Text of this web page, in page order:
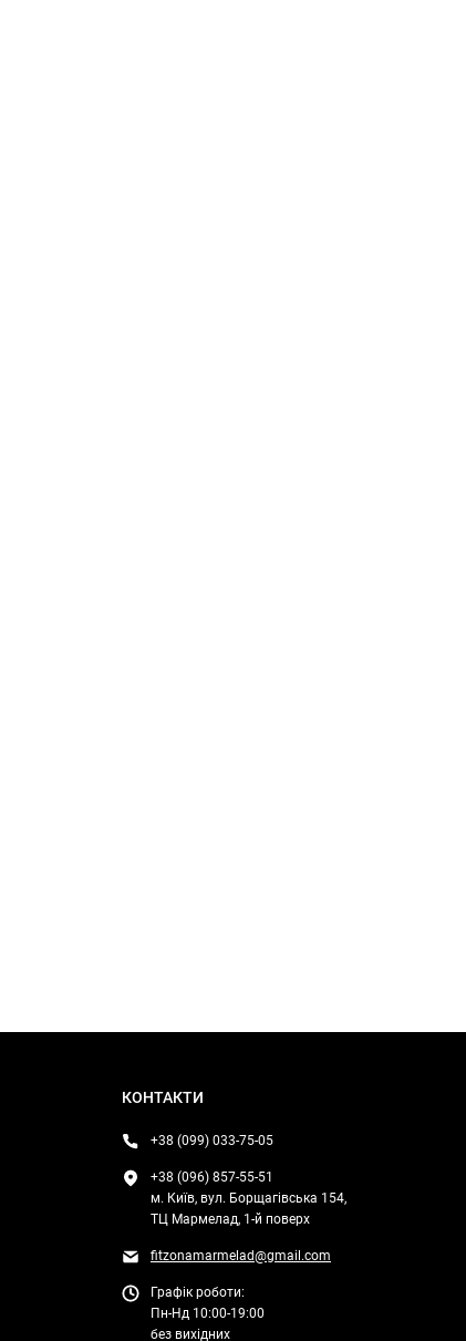
КОНТАКТИ
+38 (099) 033-75-05
+38 (096) 857-55-51
м. Київ, вул. Борщагівська 154,
ТЦ Мармелад, 1-й поверх
fitzonamarmelad@gmail.com
Графік роботи:
Пн-Нд 10:00-19:00
без вихідних